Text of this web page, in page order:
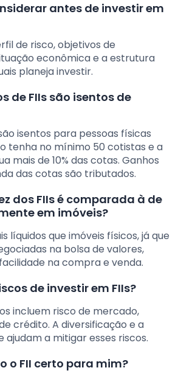
antes de investir em
de risco, objetivos de
econômica e a estrutura
planeja investir.
de FIIs são isentos de
isentos para pessoas físicas
tenha no mínimo 50 cotistas e a
mais de 10% das cotas. Ganhos
das cotas são tributados.
dos FIIs é comparada à de
em imóveis?
líquidos que imóveis físicos, já que
na bolsa de valores,
na compra e venda.
de investir em FIIs?
incluem risco de mercado,
crédito. A diversificação e a
ajudam a mitigar esses riscos.
o FII certo para mim?